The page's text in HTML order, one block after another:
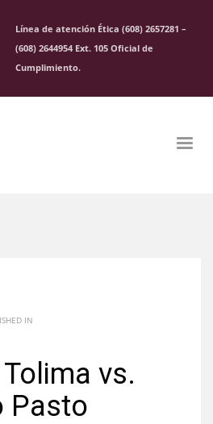
Línea de atención Ética (608) 2657281 –
(608) 2644954 Ext. 105 Oficial de
Cumplimiento.
IN
vs.
Pasto